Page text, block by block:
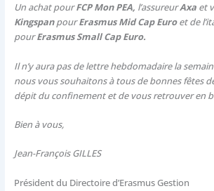
Un achat pourFCP Mon PEA, l’assureurAxa et
KingspanpourErasmus Mid Cap Euroet de
pourErasmus Small Cap Euro.
Il n’y aura pas de lettre hebdomadaire la
nous vous souhaitons à tous de bonnes fêtes
dépit du confinement et de vous retrouver en
Bien à vous,
Jean-François GILLES
Président du Directoire d’Erasmus Gestion